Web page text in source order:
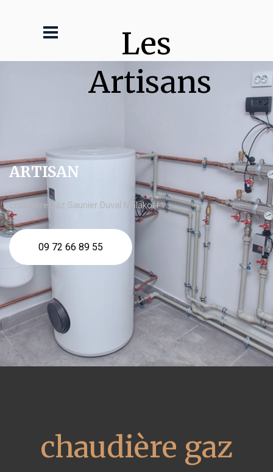
Les
Artisans
ARTISAN
chaudière gaz Saunier Duval Malakoff
09 72 66 89 55
chaudière gaz